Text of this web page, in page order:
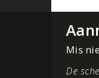
Mis
De